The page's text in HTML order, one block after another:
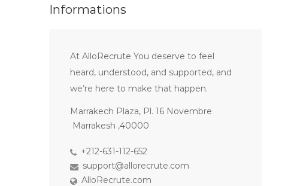
Informations
At AlloRecrute You deserve to feel
heard, understood, and supported, and
we’re here to make that happen.
Marrakech Plaza, Pl. 16 Novembre
Marrakesh ,40000
+212-631-112-652
support@allorecrute.com
AlloRecrute.com